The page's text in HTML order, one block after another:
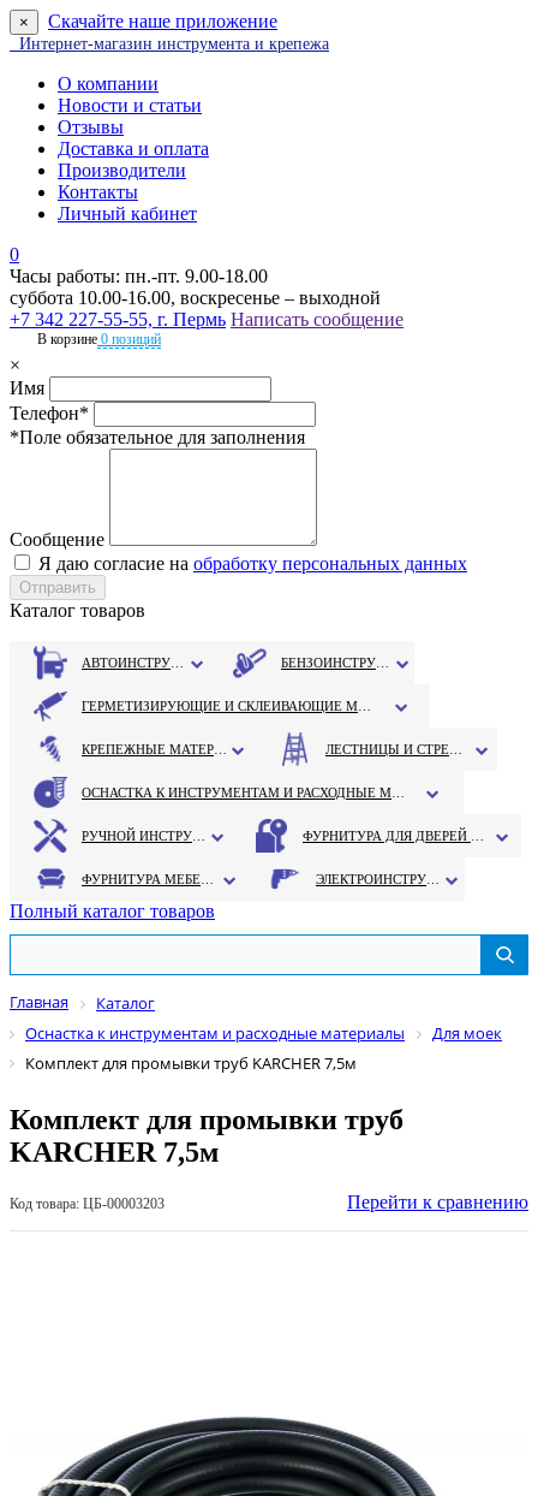
× Скачайте наше приложение
Интернет-магазин инструмента и крепежа
О компании
Новости и статьи
Отзывы
Доставка и оплата
Производители
Контакты
Личный кабинет
0
Часы работы: пн.-пт. 9.00-18.00
суббота 10.00-16.00, воскресенье – выходной
+7 342 227-55-55, г. Пермь Написать сообщение
В корзине 0 позиций
×
Имя
Телефон*
*Поле обязательное для заполнения
Сообщение
Я даю согласие на обработку персональных данных
Каталог товаров
Полный каталог товаров
Главная
Каталог
Оснастка к инструментам и расходные материалы
Для моек
Комплект для промывки труб KARCHER 7,5м
Комплект для промывки труб
KARCHER 7,5м
Код товара: ЦБ-00003203 Перейти к сравнению